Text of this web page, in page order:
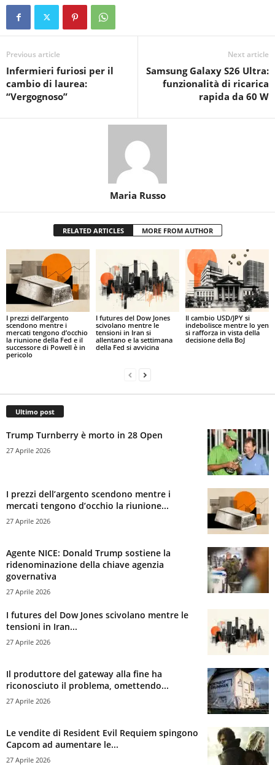
Previous article
Infermieri furiosi per il
cambio di laurea:
“Vergognoso”
Next article
Samsung Galaxy S26 Ultra:
funzionalità di ricarica
rapida da 60 W
Maria Russo
RELATED ARTICLES MORE FROM AUTHOR
I prezzi dell’argento
scendono mentre i
mercati tengono d’occhio
la riunione della Fed e il
successore di Powell è in
pericolo
I futures del Dow Jones
scivolano mentre le
tensioni in Iran si
allentano e la settimana
della Fed si avvicina
Il cambio USD/JPY si
indebolisce mentre lo yen
si rafforza in vista della
decisione della BoJ
Ultimo post
Trump Turnberry è morto in 28 Open
27 Aprile 2026
I prezzi dell’argento scendono mentre i
mercati tengono d’occhio la riunione...
27 Aprile 2026
Agente NICE: Donald Trump sostiene la
ridenominazione della chiave agenzia
governativa
27 Aprile 2026
I futures del Dow Jones scivolano mentre le
tensioni in Iran...
27 Aprile 2026
Il produttore del gateway alla fine ha
riconosciuto il problema, omettendo...
27 Aprile 2026
Le vendite di Resident Evil Requiem spingono
Capcom ad aumentare le...
27 Aprile 2026